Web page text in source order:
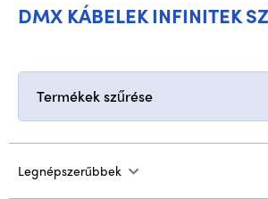
DMX KÁBELEK INFINITEK
Termékek szűrése
Legnépszerűbbek